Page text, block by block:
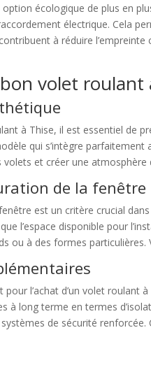
écologique de plus en
électrique. Cela
à réduire
volet roulant
à Thise, il est essentiel de
qui s’intègre
et créer une atmosphère
de la fenêtre
est un critère crucial
l’espace disponible pour
ou à des formes
l’achat d’un volet
à long terme en termes
de sécurité